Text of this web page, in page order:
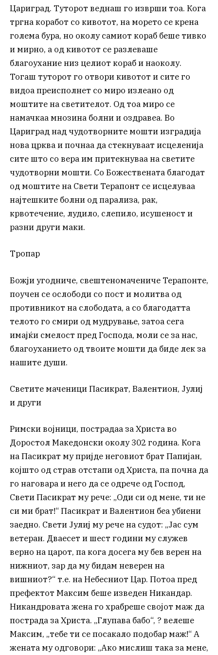
Цариград. Туторот веднаш го изврши тоа. Кога
тргна коработ со кивотот, на морето се крена
голема бура, но околу самиот кораб беше тивко
и мирно, а од кивотот се разлеваше
благоухание низ целиот кораб и наоколу.
Тогаш туторот го отвори кивотот и сите го
видоа преисполнет со миро излеано од
моштите на светителот. Од тоа миро се
намачкаа мнозина болни и оздравеа. Во
Цариград над чудотворните мошти изградија
нова црква и почнаа да стекнуваат исцеленија
сите што со вера им притекнуваа на светите
чудотворни мошти. Со Божествената благодат
од моштите на Свети Терапонт се исцелуваа
најтешките болни од парализа, рак,
крвотечение, лудило, слепило, исушеност и
разни други маки.
Тропар
Божји угодниче, свештеномачениче Терапонте,
поучен се ослободи со пост и молитва од
противникот на слободата, а со благодатта
телото го смири од мудрување, затоа сега
имајќи смелост пред Господа, моли се за нас,
благоуханието од твоите мошти да биде лек за
нашите души.
Светите маченици Пасикрат, Валентион, Јулиј
и други
Римски војници, пострадаа за Христа во
Доростол Македонски околу 302 година. Кога
на Пасикрат му пријде неговиот брат Папијан,
којшто од страв отстапи од Христа, па почна да
го наговара и него да се одрече од Господ,
Свети Пасикрат му рече: „Оди си од мене, ти не
си ми брат!“ Пасикрат и Валентион беа убиени
заедно. Свети Јулиј му рече на судот: „Јас сум
ветеран. Дваесет и шест години му служев
верно на царот, па кога досега му бев верен на
нижниот, зар да му бидам неверен на
вишниот?“ т.е. на Небесниот Цар. Потоа пред
префектот Максим беше изведен Никандар.
Никандровата жена го храбреше својот маж да
пострада за Христа. „Глупава бабо“, ? велеше
Максим, „тебе ти се посакало подобар маж!“ А
жената му одговори: „Ако мислиш така за мене,